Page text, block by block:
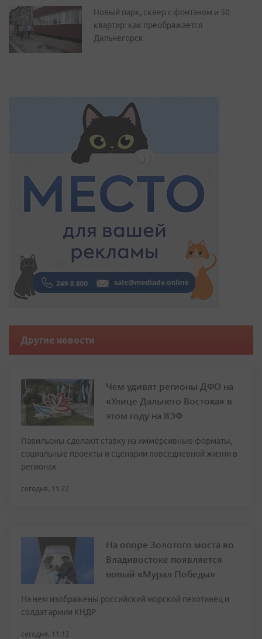
Новый парк, сквер с фонтаном и 50
квартир: как преображается
Дальнегорск
Другие новости
Чем удивят регионы ДФО на
«Улице Дальнего Востока» в
этом году на ВЭФ
Павильоны сделают ставку на иммерсивные форматы,
социальные проекты и сценарии повседневной жизни в
регионах
сегодня, 11:22
На опоре Золотого моста во
Владивостоке появляется
новый «Мурал Победы»
На нем изображены российский морской пехотинец и
солдат армии КНДР
сегодня, 11:12